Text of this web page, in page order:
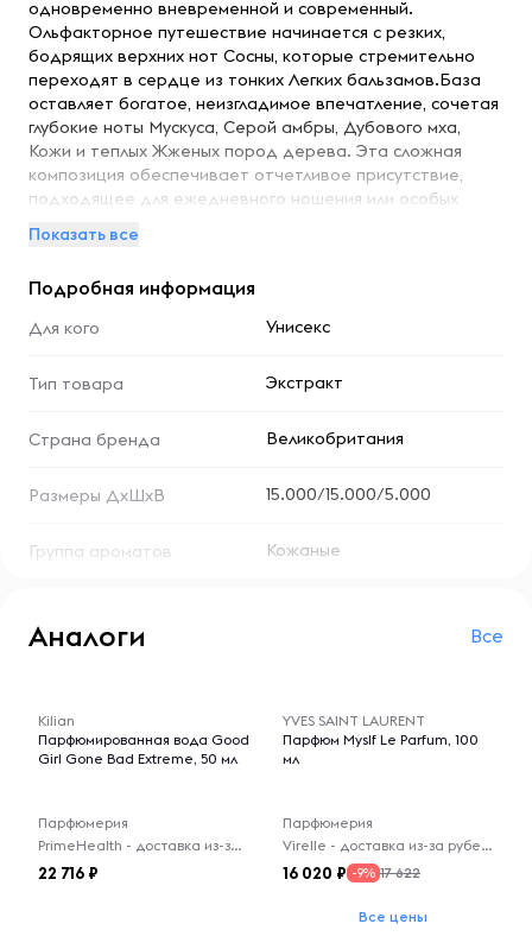
одновременно вневременной и современный.
Ольфакторное путешествие начинается с резких,
бодрящих верхних нот Сосны, которые стремительно
переходят в сердце из тонких Легких бальзамов.База
оставляет богатое, неизгладимое впечатление, сочетая
глубокие ноты Мускуса, Серой амбры, Дубового мха,
Кожи и теплых Жженых пород дерева. Эта сложная
композиция обеспечивает отчетливое присутствие,
подходящее для ежедневного ношения или особых
впечатление.
Показать все
Подробная информация
Для кого Унисекс
Тип товара Экстракт
Страна бренда Великобритания
Размеры ДхШхВ 15.000/15.000/5.000
Группа ароматов Кожаные
Аналоги Все
Kilian
Парфюмированная вода Good
Girl Gone Bad Extreme, 50 мл
Парфюмерия
PrimeHealth - доставка из-за рубежа
22 716
YVES SAINT LAURENT
Парфюм Myslf Le Parfum, 100
мл
Парфюмерия
Virelle - доставка из-за рубежа
16 020 -9% 17 622
Все цены